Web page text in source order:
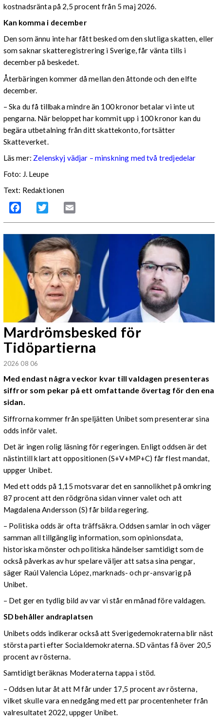
kostnadsränta på 2,5 procent från 5 maj 2026.
Kan komma i december
Den som ännu inte har fått besked om den slutliga skatten, eller
som saknar skatteregistrering i Sverige, får vänta tills i
december på beskedet.
Återbäringen kommer då mellan den åttonde och den elfte
december.
– Ska du få tillbaka mindre än 100 kronor betalar vi inte ut
pengarna. När beloppet har kommit upp i 100 kronor kan du
begära utbetalning från ditt skattekonto, fortsätter
Skatteverket.
Läs mer: Zelenskyj vädjar – minskning med två tredjedelar
Foto: J. Leupe
Text: Redaktionen
Facebook Twitter
Mardrömsbesked för
Tidöpartierna
2026 08 06
Med endast några veckor kvar till valdagen presenteras
siffror som pekar på ett omfattande övertag för den ena
sidan.
Siffrorna kommer från speljätten Unibet som presenterar sina
odds inför valet.
Det är ingen rolig läsning för regeringen. Enligt oddsen är det
nästintill klart att oppositionen (S+V+MP+C) får flest mandat,
uppger Unibet.
Med ett odds på 1,15 motsvarar det en sannolikhet på omkring
87 procent att den rödgröna sidan vinner valet och att
Magdalena Andersson (S) får bilda regering.
– Politiska odds är ofta träffsäkra. Oddsen samlar in och väger
samman all tillgänglig information, som opinionsdata,
historiska mönster och politiska händelser samtidigt som de
också påverkas av hur spelare väljer att satsa sina pengar,
säger Raúl Valencia López, marknads- och pr-ansvarig på
Unibet.
– Det ger en tydlig bild av var vi står en månad före valdagen.
SD behåller andraplatsen
Unibets odds indikerar också att Sverigedemokraterna blir näst
största parti efter Socialdemokraterna. SD väntas få över 20,5
procent av rösterna.
Samtidigt beräknas Moderaterna tappa i stöd.
– Oddsen lutar åt att M får under 17,5 procent av rösterna,
vilket skulle vara en nedgång med ett par procentenheter från
valresultatet 2022, uppger Unibet.